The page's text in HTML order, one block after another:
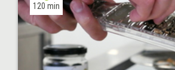
120 min